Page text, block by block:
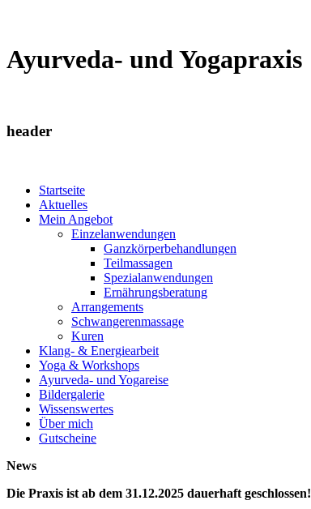
Ayurveda- und Yogapraxis
header
Startseite
Aktuelles
Mein Angebot
Einzelanwendungen
Ganzkörperbehandlungen
Teilmassagen
Spezialanwendungen
Ernährungsberatung
Arrangements
Schwangerenmassage
Kuren
Klang- & Energiearbeit
Yoga & Workshops
Ayurveda- und Yogareise
Bildergalerie
Wissenswertes
Über mich
Gutscheine
News
Die Praxis ist ab dem 31.12.2025 dauerhaft geschlossen!